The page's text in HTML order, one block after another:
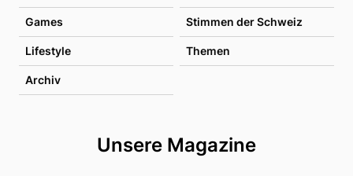
Games Stimmen der Schweiz
Lifestyle Themen
Archiv
Unsere Magazine